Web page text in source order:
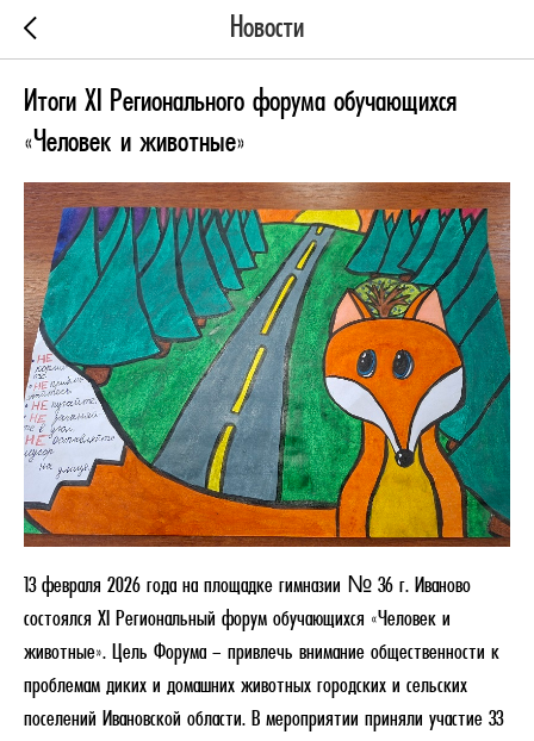
Новости
Итоги XI Регионального форума обучающихся
«Человек и животные»
13 февраля 2026 года на площадке гимназии № 36 г. Иваново
состоялся XI Региональный форум обучающихся «Человек и
животные». Цель Форума – привлечь внимание общественности к
проблемам диких и домашних животных городских и сельских
поселений Ивановской области. В мероприятии приняли участие 33